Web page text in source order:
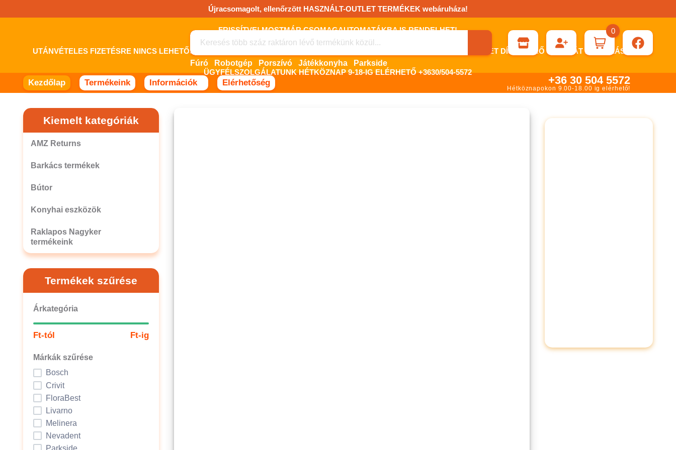
a
Újracsomagolt, ellenőrzött HASZNÁLT-OUTLET TERMÉKEK webáruháza!
FRISSÍTVE! MOSTMÁR CSOMAGAUTOMATÁKBA IS RENDELHET!
UTÁNVÉTELES FIZETÉSRE NINCS LEHETŐSÉG! FIZETNI ONLINE BANKKÁRTYÁVAL LEHETSÉGES, SZÜKSÉG ESETÉN KÉRHET DÍJBEKÉRŐ SZÁMLÁT ÁTUTALÁSHOZ.
ÜGYFÉLSZOLGÁLATUNK HÉTKÖZNAP 9-18-IG ELÉRHETŐ +3630/504-5572
Fúró Robotgép Porszívó Játékkonyha Parkside
0
Kezdőlap Termékeink Információk Elérhetőség +36 30 504 5572
Hétköznapokon 9.00-18.00 ig elérhető!
Kiemelt kategóriák
AMZ Returns
Barkács termékek
Bútor
Konyhai eszközök
Raklapos Nagyker
termékeink
Termékek szűrése
Árkategória
Ft-tól Ft-ig
Márkák szűrése
Bosch
Crivit
FloraBest
Livarno
Melinera
Nevadent